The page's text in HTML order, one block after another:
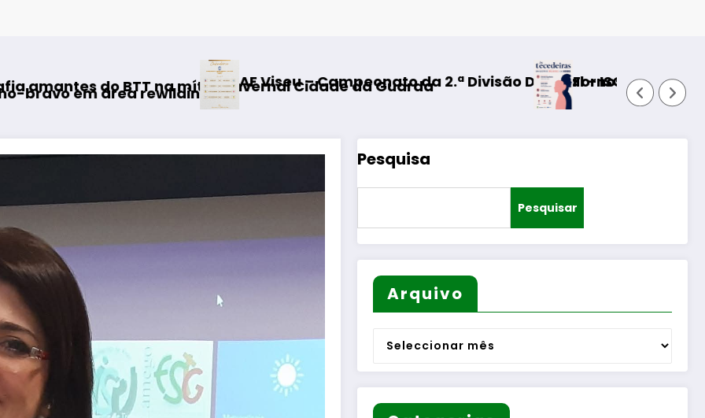
Invernal Cidade da Guarda
AF Viseu – Campeonato da 2.ª Divisão Distrital – ISOJOFER sorteado
Fornos de Algodres – Momento de
Pesquisa
Pesquisar
Arquivo
Arquivo